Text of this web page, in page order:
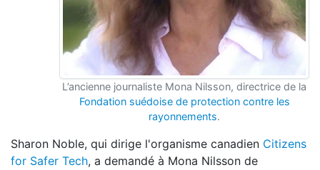
L’ancienne journaliste Mona Nilsson, directrice de la
Fondation suédoise de protection contre les
rayonnements.
Sharon Noble, qui dirige l'organisme canadien Citizens
for Safer Tech, a demandé à Mona Nilsson de